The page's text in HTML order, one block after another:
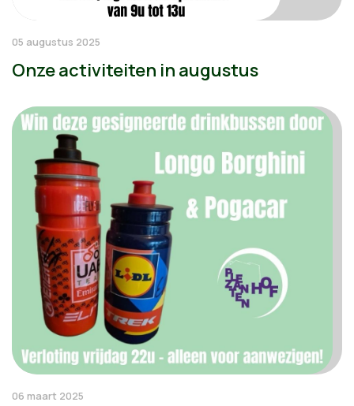
05 augustus 2025
Onze activiteiten in augustus
06 maart 2025